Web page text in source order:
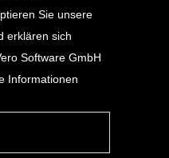
Sie unsere
erklären sich
Software GmbH
Informationen